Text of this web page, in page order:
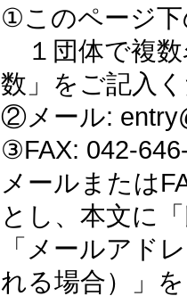
①このページ下
１団体で複数
数」をご記入
②メール:
③FAX: 042-
メールまたは
とし、本文に
「メールアド
れる場合）」